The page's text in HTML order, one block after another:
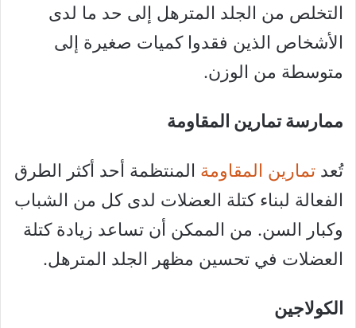
التخلص من الجلد المترهل إلى حد ما لدى
الأشخاص الذين فقدوا كميات صغيرة إلى
متوسطة من الوزن.
ممارسة تمارين المقاومة
تُعد تمارين المقاومة المنتظمة أحد أكثر الطرق
الفعالة لبناء كتلة العضلات لدى كل من الشباب
وكبار السن. من الممكن أن تساعد زيادة كتلة
العضلات في تحسين مظهر الجلد المترهل.
الكولاجين